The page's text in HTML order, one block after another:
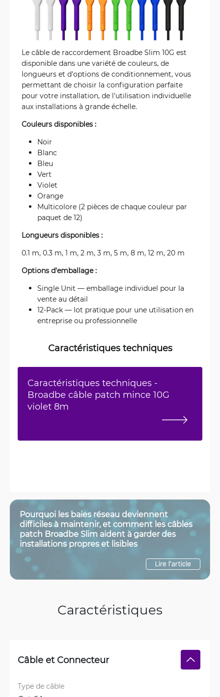
Le câble de raccordement Broadbe Slim 10G est
disponible dans une variété de couleurs, de
longueurs et d'options de conditionnement, vous
permettant de choisir la configuration parfaite
pour votre installation, de l'utilisation individuelle
aux installations à grande échelle.
Couleurs disponibles :
Noir
Blanc
Bleu
Vert
Violet
Orange
Multicolore (2 pièces de chaque couleur par
paquet de 12)
Longueurs disponibles :
0.1 m, 0.3 m, 1 m, 2 m, 3 m, 5 m, 8 m, 12 m, 20 m
Options d'emballage :
Single Unit — emballage individuel pour la
vente au détail
12-Pack — lot pratique pour une utilisation en
entreprise ou professionnelle
Caractéristiques techniques
Caractéristiques techniques -
Broadbe câble patch mince 10G
violet 8m
Pourquoi les baies réseau deviennent
difficiles à maintenir, et comment les câbles
patch Broadbe Slim aident à garder des
installations propres et lisibles
Lire l’article
Caractéristiques
Câble et Connecteur
Type de câble